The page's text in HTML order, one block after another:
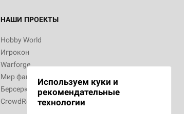
НАШИ ПРОЕКТЫ
Hobby World
Игрокон
Warforge
Мир фантастики
Берсерк
CrowdRepublic
Используем куки и
рекомендательные
технологии